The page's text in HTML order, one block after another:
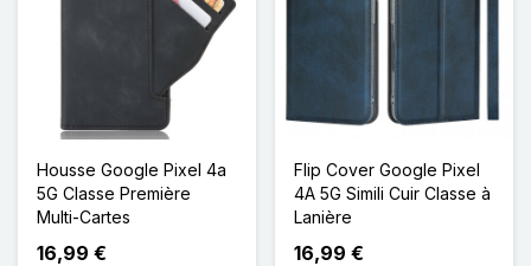
Housse Google Pixel 4a
5G Classe Première
Multi-Cartes
16,99 €
Flip Cover Google Pixel
4A 5G Simili Cuir Classe à
Lanière
16,99 €